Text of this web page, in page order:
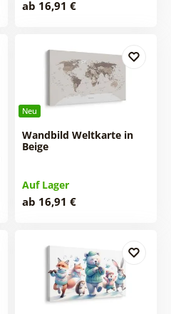
ab 16,91 €
Neu
Wandbild Weltkarte in
Beige
Auf Lager
ab 16,91 €